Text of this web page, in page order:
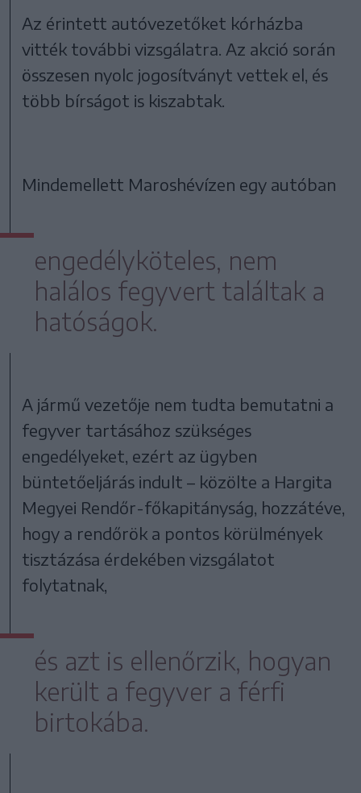
Az érintett autóvezetőket kórházba
vitték további vizsgálatra. Az akció során
összesen nyolc jogosítványt vettek el, és
több bírságot is kiszabtak.
Mindemellett Maroshévízen egy autóban
engedélyköteles, nem
halálos fegyvert találtak a
hatóságok.
A jármű vezetője nem tudta bemutatni a
fegyver tartásához szükséges
engedélyeket, ezért az ügyben
büntetőeljárás indult – közölte a Hargita
Megyei Rendőr-főkapitányság, hozzátéve,
hogy a rendőrök a pontos körülmények
tisztázása érdekében vizsgálatot
folytatnak,
és azt is ellenőrzik, hogyan
került a fegyver a férfi
birtokába.